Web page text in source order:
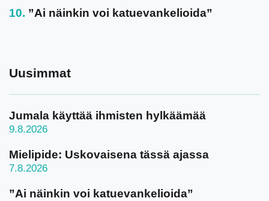
”Ai näinkin voi katuevankelioida”
Uusimmat
Jumala käyttää ihmisten hylkäämää
9.8.2026
Mielipide: Uskovaisena tässä ajassa
7.8.2026
”Ai näinkin voi katuevankelioida”